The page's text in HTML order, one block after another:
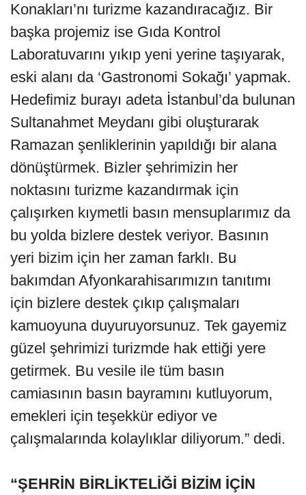
Konakları’nı turizme kazandıracağız. Bir
başka projemiz ise Gıda Kontrol
Laboratuvarını yıkıp yeni yerine taşıyarak,
eski alanı da ‘Gastronomi Sokağı’ yapmak.
Hedefimiz burayı adeta İstanbul’da bulunan
Sultanahmet Meydanı gibi oluşturarak
Ramazan şenliklerinin yapıldığı bir alana
dönüştürmek. Bizler şehrimizin her
noktasını turizme kazandırmak için
çalışırken kıymetli basın mensuplarımız da
bu yolda bizlere destek veriyor. Basının
yeri bizim için her zaman farklı. Bu
bakımdan Afyonkarahisarımızın tanıtımı
için bizlere destek çıkıp çalışmaları
kamuoyuna duyuruyorsunuz. Tek gayemiz
güzel şehrimizi turizmde hak ettiği yere
getirmek. Bu vesile ile tüm basın
camiasının basın bayramını kutluyorum,
emekleri için teşekkür ediyor ve
çalışmalarında kolaylıklar diliyorum.” dedi.
“ŞEHRİN BİRLİKTELİĞİ BİZİM İÇİN